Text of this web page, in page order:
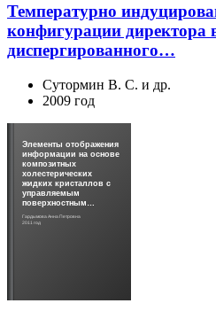
Температурно
конфигурации директора
диспергированного…
Сутормин В. С. и др.
2009 год
Элементы отображения
информации на основе
композитных
холестерических
жидких кристаллов с
управляемым
поверхностным…
Гардымова Анна Петровна
2011 год